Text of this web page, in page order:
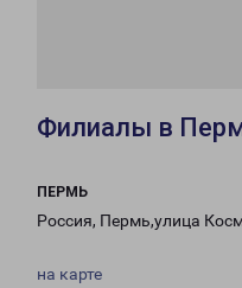
Филиалы в
ПЕРМЬ
Россия, Пермь,улица
на карте